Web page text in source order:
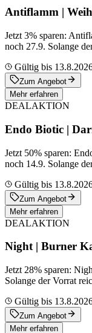
Antiflamm |
Jetzt 3% sparen:
noch 27.9. Solange
Gültig bis
Zum Angebot
Mehr erfahren
DEALAKTION
Endo Biotic |
Jetzt 50% sparen:
noch 14.9. Solange
Gültig bis
Zum Angebot
Mehr erfahren
DEALAKTION
Night | Burner
Jetzt 28% sparen:
Solange der Vorrat
Gültig bis
Zum Angebot
Mehr erfahren